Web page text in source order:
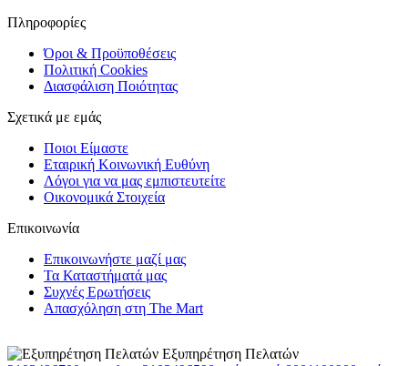
Πληροφορίες
Όροι & Προϋποθέσεις
Πολιτική Cookies
Διασφάλιση Ποιότητας
Σχετικά με εμάς
Ποιοι Είμαστε
Εταιρική Κοινωνική Ευθύνη
Λόγοι για να μας εμπιστευτείτε
Οικονομικά Στοιχεία
Επικοινωνία
Επικοινωνήστε μαζί μας
Τα Καταστήματά μας
Συχνές Ερωτήσεις
Απασχόληση στη The Mart
Εξυπηρέτηση Πελατών